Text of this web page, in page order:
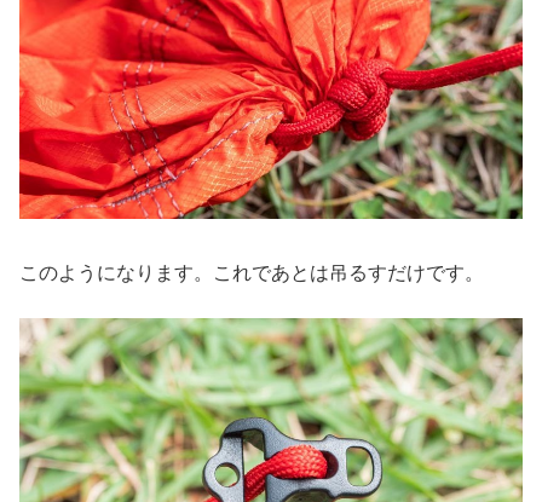
このようになります。これであとは吊るすだけです。